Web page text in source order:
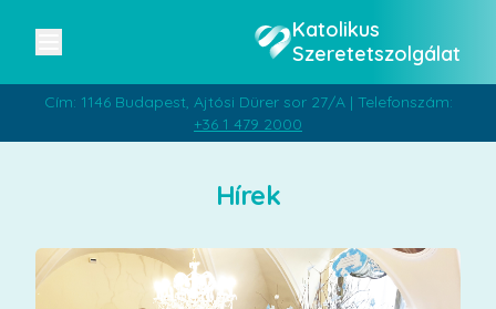
Katolikus
Szeretetszolgálat
Cím: 1146 Budapest, Ajtósi Dürer sor 27/A | Telefonszám:
+36 1 479 2000
Hírek